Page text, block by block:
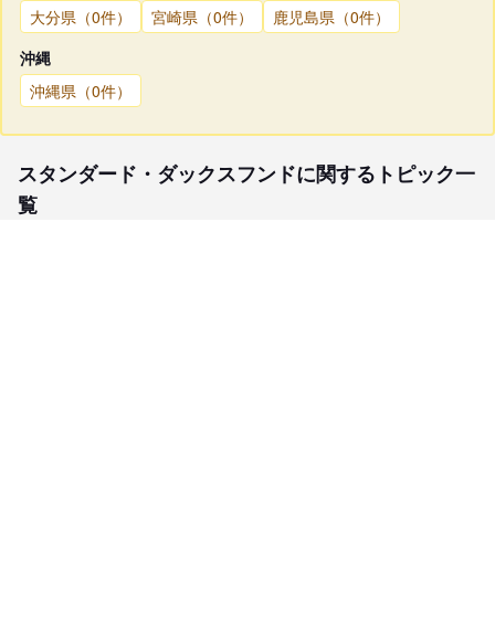
大分県（0件）
宮崎県（0件）
鹿児島県（0件）
沖縄
沖縄県（0件）
スタンダード・ダックスフンドに関するトピック一
覧